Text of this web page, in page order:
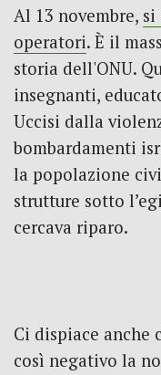
Al 13 novembre, si
operatori. È il
storia dell'ONU.
insegnanti,
Uccisi dalla
bombardamenti
la popolazione
strutture sotto
cercava riparo.
Ci dispiace anche
così negativo la